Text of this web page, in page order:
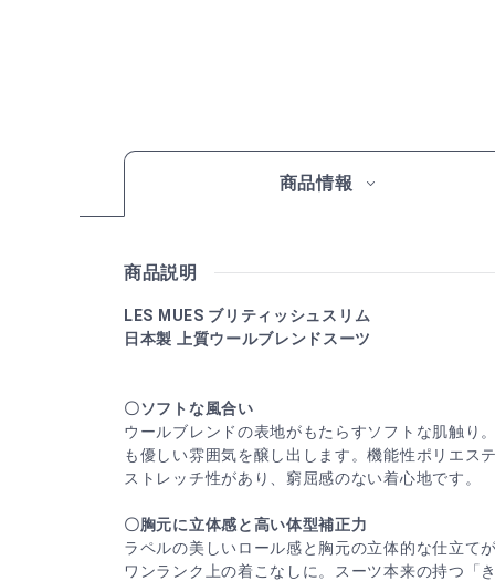
商品情報
商品説明
LES MUES ブリティッシュスリム
日本製 上質ウールブレンドスーツ
〇ソフトな風合い
ウールブレンドの表地がもたらすソフトな肌触り
も優しい雰囲気を醸し出します。機能性ポリエス
ストレッチ性があり、窮屈感のない着心地です。
〇胸元に立体感と高い体型補正力
ラペルの美しいロール感と胸元の立体的な仕立て
ワンランク上の着こなしに。スーツ本来の持つ「